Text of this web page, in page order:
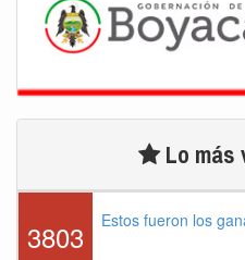
Lo más
3803 Estos fueron los